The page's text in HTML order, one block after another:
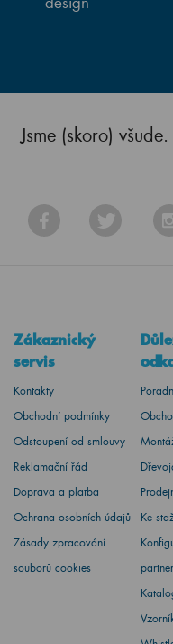
Jsme (skoro)
Zákaznický
servis
Kontakty
Obchodní podmínky
Odstoupení od smlouvy
Reklamační řád
Doprava a platba
Ochrana osobních údajů
Zásady zpracování
souborů cookies
Ke